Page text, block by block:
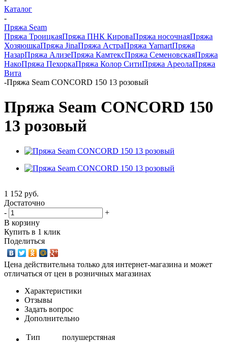
Каталог
-
Пряжа Seam
Пряжа ТроицкаяПряжа ПНК КироваПряжа носочнаяПряжа
ХозяюшкаПряжа JinaПряжа АстраПряжа YarnartПряжа
НазарПряжа АлизеПряжа КамтексПряжа СеменовскаяПряжа
НакоПряжа ПехоркаПряжа Колор СитиПряжа АреолаПряжа
Вита
-Пряжа Seam CONCORD 150 13 розовый
Пряжа Seam CONCORD 150
13 розовый
1 152 руб.
Достаточно
-
+
В корзину
Купить в 1 клик
Поделиться
Цена действительна только для интернет-магазина и может
отличаться от цен в розничных магазинах
Характеристики
Отзывы
Задать вопрос
Дополнительно
Тип
полушерстяная